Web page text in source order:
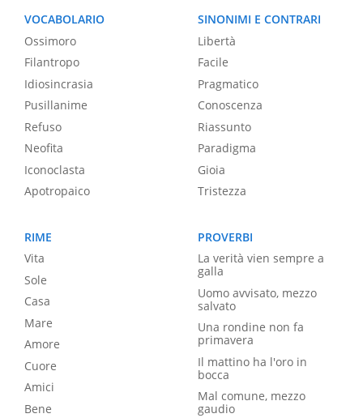
VOCABOLARIO
Ossimoro
Filantropo
Idiosincrasia
Pusillanime
Refuso
Neofita
Iconoclasta
Apotropaico
SINONIMI E CONTRARI
Libertà
Facile
Pragmatico
Conoscenza
Riassunto
Paradigma
Gioia
Tristezza
RIME
Vita
Sole
Casa
Mare
Amore
Cuore
Amici
Bene
PROVERBI
La verità vien sempre a
galla
Uomo avvisato, mezzo
salvato
Una rondine non fa
primavera
Il mattino ha l'oro in
bocca
Mal comune, mezzo
gaudio